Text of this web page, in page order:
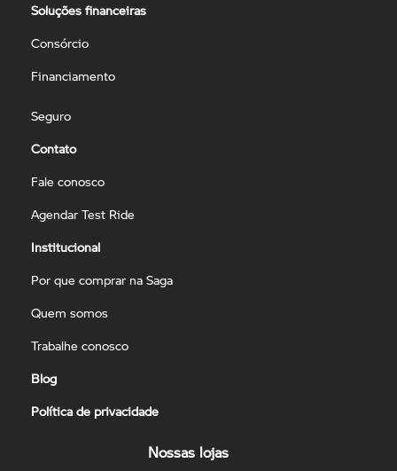
Soluções financeiras
Consórcio
Financiamento
Seguro
Contato
Fale conosco
Agendar Test Ride
Institucional
Por que comprar na Saga
Quem somos
Trabalhe conosco
Blog
Política de privacidade
Nossas lojas